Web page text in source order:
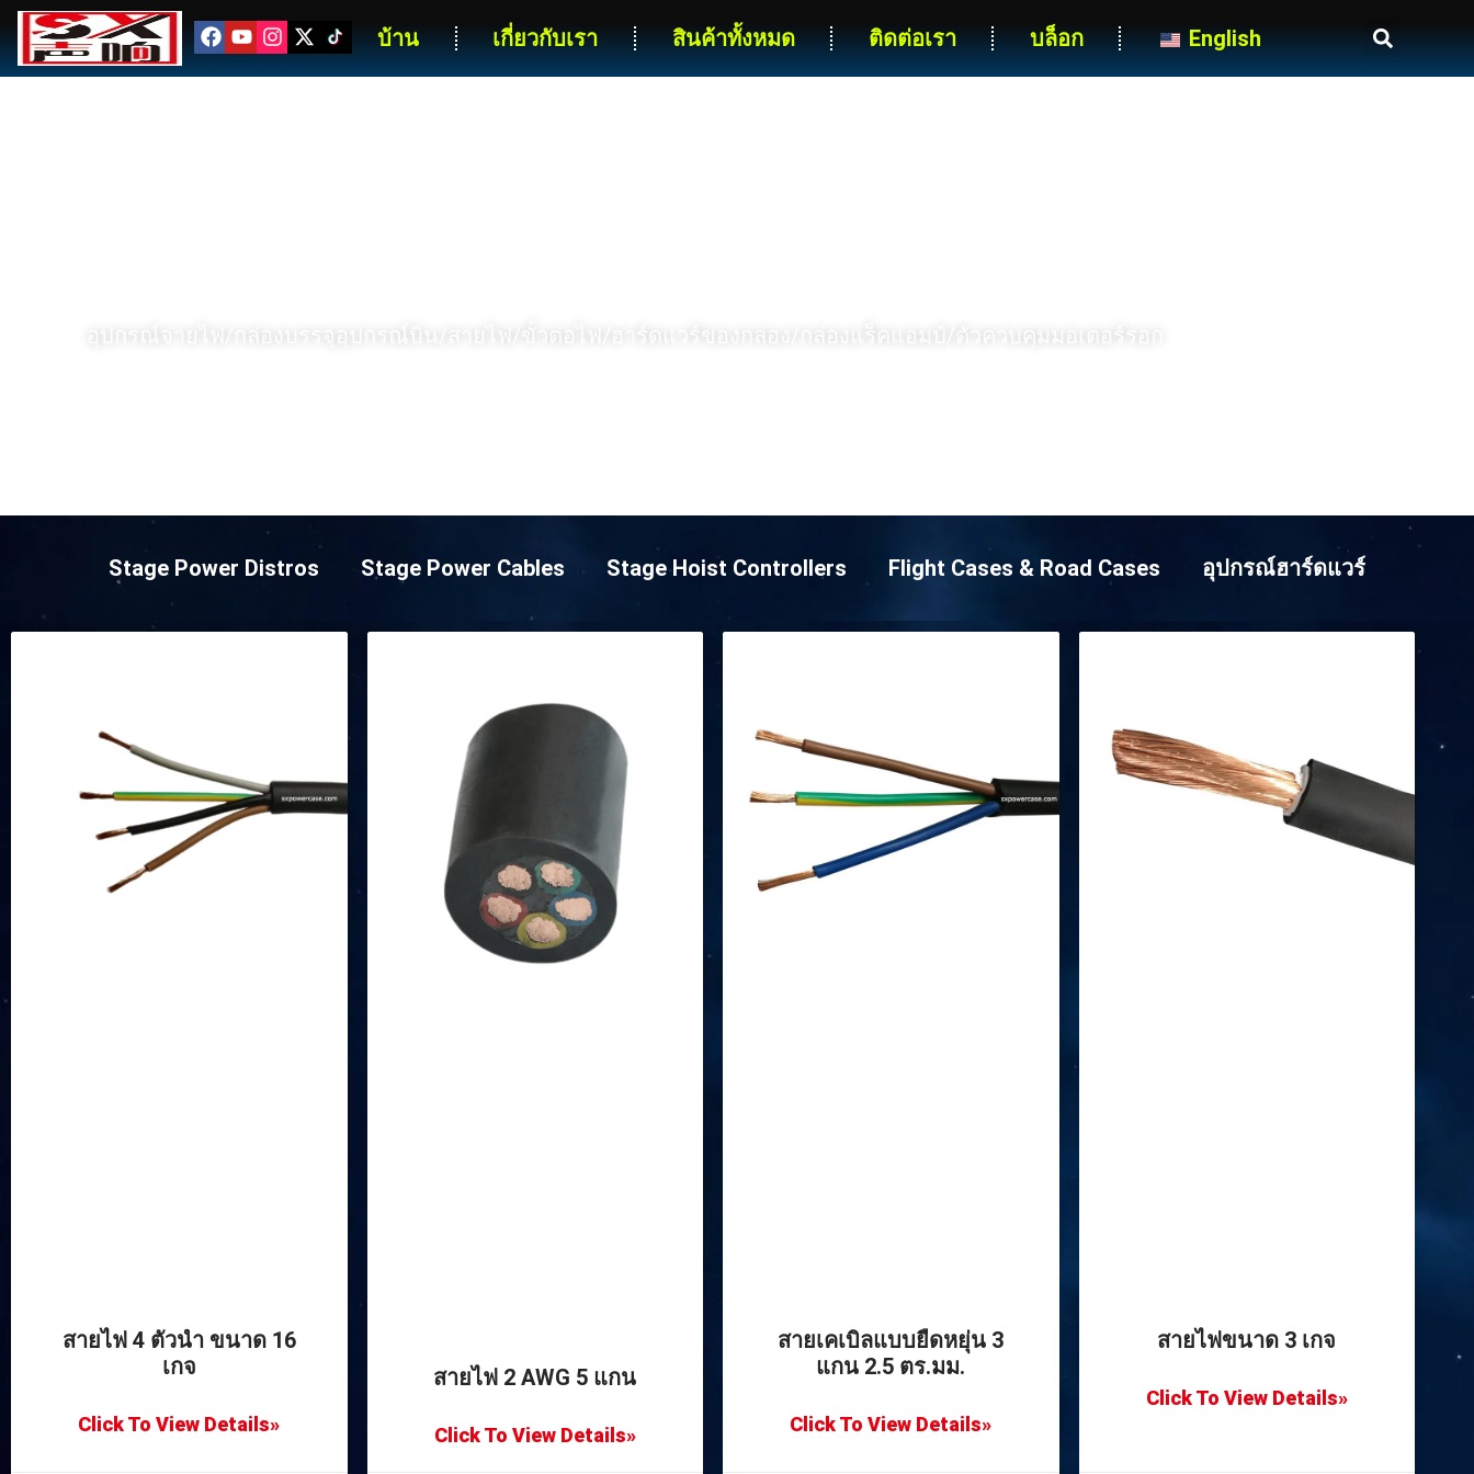
บ้าน เกี่ยวกับเรา สินค้าทั้งหมด ติดต่อเรา บล็อก English
อุปกรณ์จ่ายไฟ/กล่องบรรจุอุปกรณ์บิน/สายไฟ/ขั้วต่อไฟ/ฮาร์ดแวร์ของกล่อง/กล่องแร็คแอมป์/ตัวควบคุมมอเตอร์รอก
Stage Power Distros Stage Power Cables Stage Hoist Controllers Flight Cases & Road Cases อุปกรณ์ฮาร์ดแวร์
สายไฟ 4 ตัวนำ ขนาด 16
เกจ
Click To View Details»
สายไฟ 2 AWG 5 แกน
Click To View Details»
สายเคเบิลแบบยืดหยุ่น 3
แกน 2.5 ตร.มม.
Click To View Details»
สายไฟขนาด 3 เกจ
Click To View Details»